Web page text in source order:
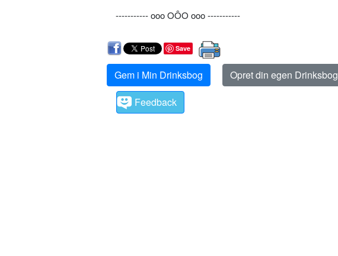
----------- ooo OÔO ooo -----------
Save
Gem i Min Drinksbog Opret din egen Drinksbog
Feedback